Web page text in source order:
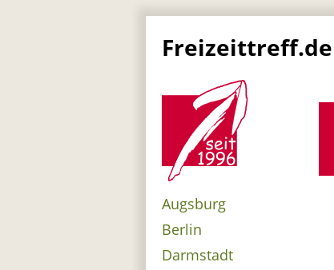
Freizeittreff.de
Augsburg
Berlin
Darmstadt